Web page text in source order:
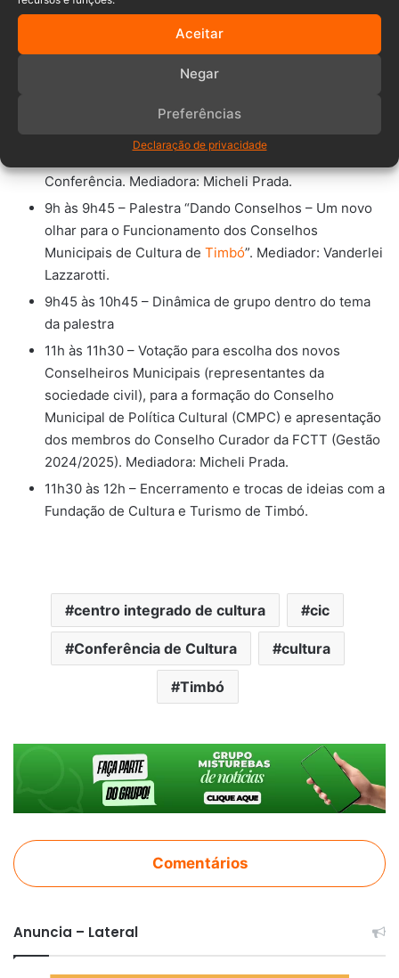
Aceitar
Negar
Preferências
Declaração de privacidade
Programação da Conferência de
Cultura de Timbó:
8h às 8h30 – Recepção dos participantes e
8h30 às 8h45 – Abertura oficial
Conferência. Mediadora: Micheli Prada.
9h às 9h45 – Palestra “Dando Conselhos – Um novo
olhar para o Funcionamento dos Conselhos
Municipais de Cultura de Timbó”. Mediador: Vanderlei
Lazzarotti.
9h45 às 10h45 – Dinâmica de grupo dentro do tema
da palestra
11h às 11h30 – Votação para escolha dos novos
Conselheiros Municipais (representantes da
sociedade civil), para a formação do Conselho
Municipal de Política Cultural (CMPC) e apresentação
dos membros do Conselho Curador da FCTT (Gestão
2024/2025). Mediadora: Micheli Prada.
11h30 às 12h – Encerramento e trocas de ideias com a
Fundação de Cultura e Turismo de Timbó.
centro integrado de cultura cic
Conferência de Cultura cultura
Timbó
Comentários
Anuncia – Lateral